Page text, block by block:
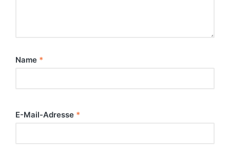
Name *
E-Mail-Adresse *